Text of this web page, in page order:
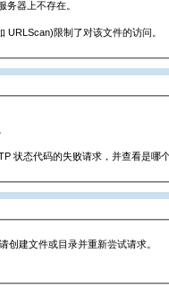
务器上不存在。
URLScan)限制了对该文件的访问。
状态代码的失败请求，并查看是哪
创建文件或目录并重新尝试请求。